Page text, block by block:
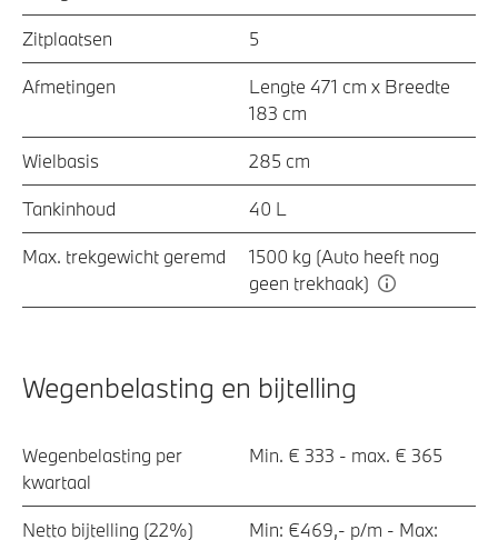
Zitplaatsen 5
Afmetingen
Lengte 471 cm x Breedte
183 cm
Wielbasis 285 cm
Tankinhoud 40 L
Max. trekgewicht geremd
1500 kg (Auto heeft nog
geen trekhaak)
Wegenbelasting en bijtelling
Wegenbelasting per
kwartaal
Min. € 333 - max. € 365
Netto bijtelling (22%) Min: €469,- p/m - Max: